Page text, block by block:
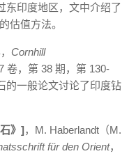
东印度地区，文中介绍了
估值方法。
Cornhill
卷，第 38 期，第 130-
的一般论文讨论了印度钻
》]，M. Haberlandt（M.
für den Orient，